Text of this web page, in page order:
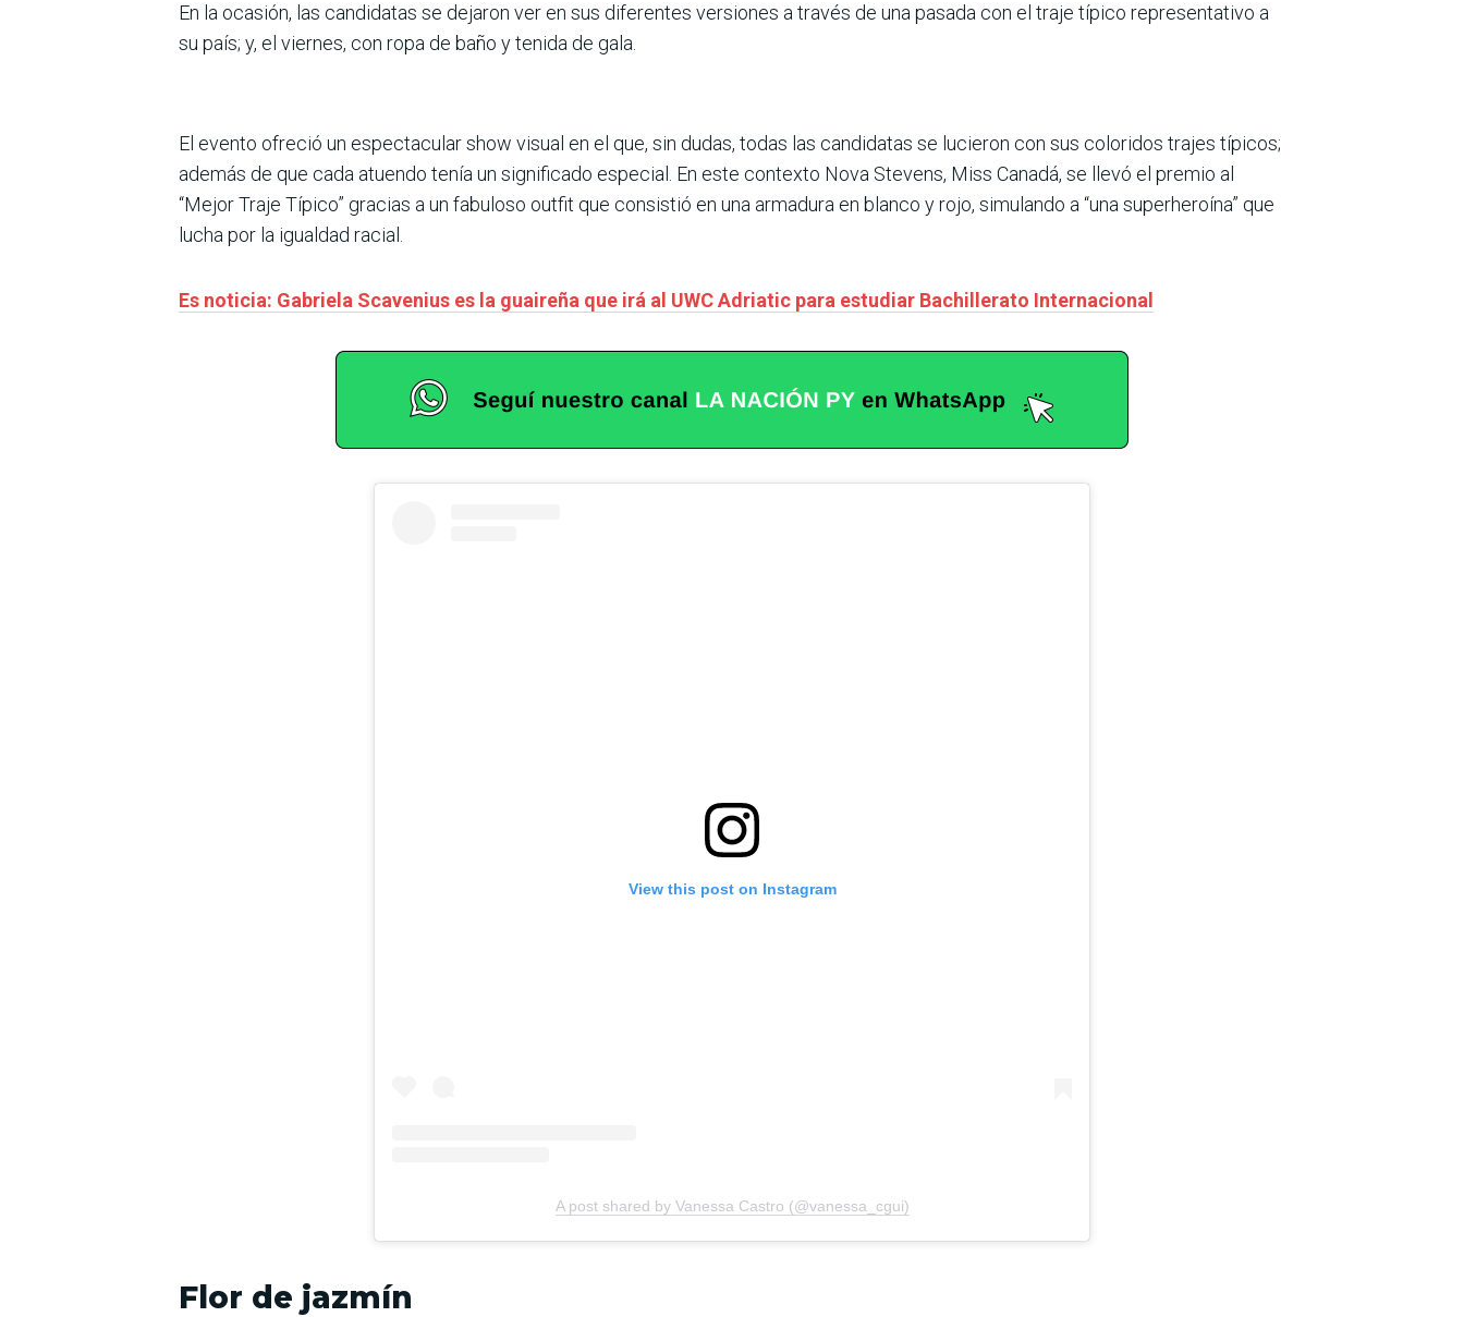
En la ocasión, las candidatas se dejaron ver en sus diferentes versiones a través de una pasada con el traje típico representativo a
su país; y, el viernes, con ropa de baño y tenida de gala.
El evento ofreció un espectacular show visual en el que, sin dudas, todas las candidatas se lucieron con sus coloridos trajes típicos;
además de que cada atuendo tenía un significado especial. En este contexto Nova Stevens, Miss Canadá, se llevó el premio al
“Mejor Traje Típico” gracias a un fabuloso outfit que consistió en una armadura en blanco y rojo, simulando a “una superheroína” que
lucha por la igualdad racial.
Es noticia: Gabriela Scavenius es la guaireña que irá al UWC Adriatic para estudiar Bachillerato Internacional
View this post on Instagram
A post shared by Vanessa Castro (@vanessa_cgui)
Flor de jazmín